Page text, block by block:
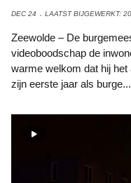
DEC 24 LAATST BIJGEWERKT:
Zeewolde – De
videoboodschap de
warme welkom dat hij het
zijn eerste jaar als burge...